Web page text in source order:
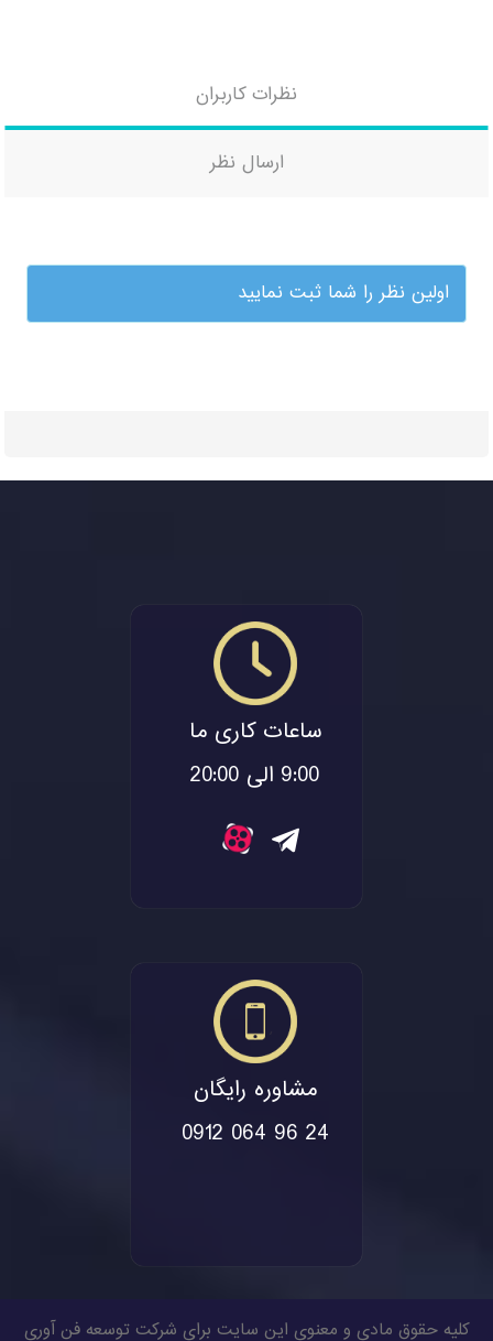
نظرات کاربران
ارسال نظر
اولین نظر را شما ثبت نمایید
ساعات کاری ما
9:00 الی 20:00
مشاوره رایگان
0912 064 96 24
کلیه حقوق مادی و معنوی این سایت برای شرکت توسعه فن آوری